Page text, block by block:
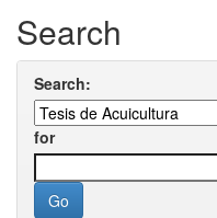
Search
Search:
for